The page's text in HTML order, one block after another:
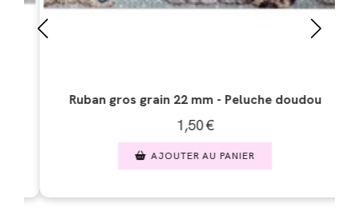
doudou Ruban gros grain 22 mm -
AJOUTER AU PANIER